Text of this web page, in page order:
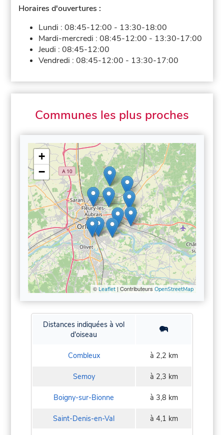
Horaires d'ouvertures :
Lundi :08:45-12:00 - 13:30-18:00
Mardi-mercredi :08:45-12:00 - 13:30-17:00
Jeudi :08:45-12:00
Vendredi :08:45-12:00 - 13:30-17:00
Communes les plus proches
+
−
© Leaflet| Contributeurs OpenStreetMap
Distances indiquées à vol
d'oiseau
Combleux à 2,2 km
Semoy à 2,3 km
Boigny-sur-Bionne à 3,8 km
Saint-Denis-en-Val à 4,1 km